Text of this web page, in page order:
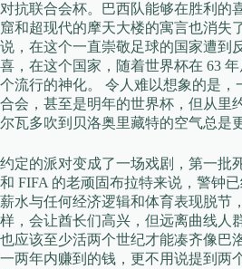
对抗联合会杯。巴西队能够在胜利的
窟和超现代的摩天大楼的寓言也消失
说，在这个一直崇敬足球的国家遭到
喜，在这个国家，随着世界杯在 63
个流行的神化。 令人难以想象的是，
合会，甚至是明年的世界杯，但从里
尔瓦多吹到贝洛奥里藏特的空气总是
约定的派对变成了一场戏剧，第一批
和 FIFA 的老顽固布拉特来说，警钟
薪水与任何经济逻辑和体育表现脱节
样，会让酋长们高兴，但远离曲线人
也应该至少活两个世纪才能凑齐像巴
一两年内赚到的钱，更不用说提到两